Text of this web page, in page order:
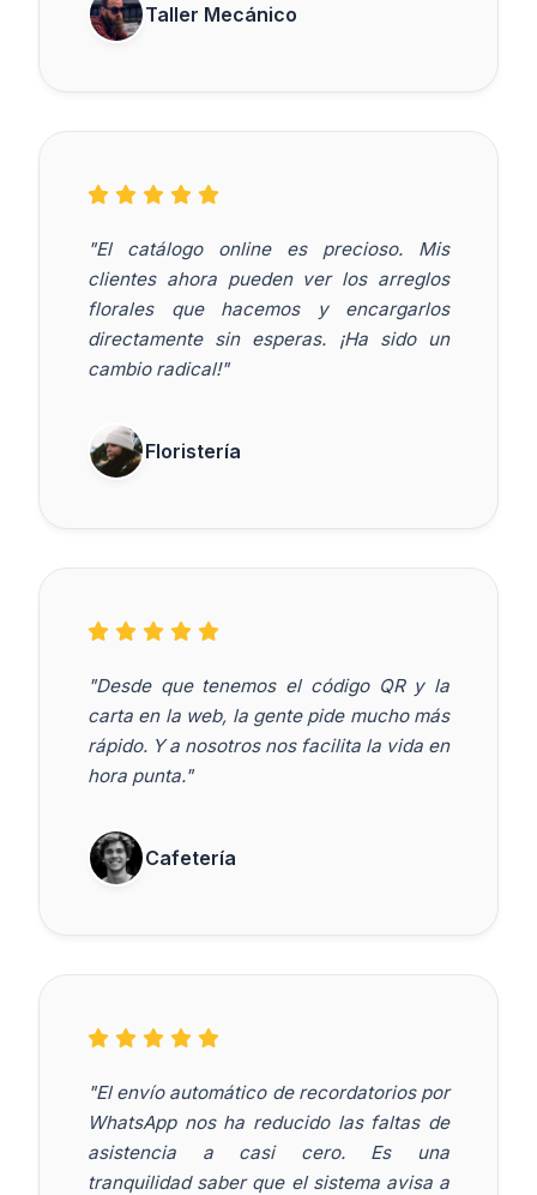
Taller Mecánico
"El catálogo online es precioso. Mis
clientes ahora pueden ver los arreglos
florales que hacemos y encargarlos
directamente sin esperas. ¡Ha sido un
cambio radical!"
Floristería
"Desde que tenemos el código QR y la
carta en la web, la gente pide mucho más
rápido. Y a nosotros nos facilita la vida en
hora punta."
Cafetería
"El envío automático de recordatorios por
WhatsApp nos ha reducido las faltas de
asistencia a casi cero. Es una
tranquilidad saber que el sistema avisa a